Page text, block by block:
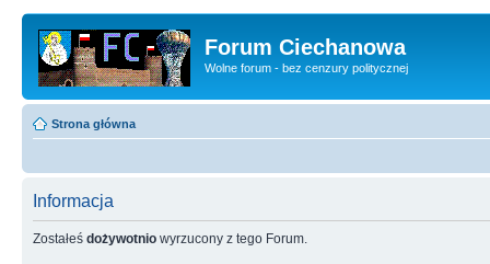
Forum Ciechanowa
Wolne forum - bez cenzury politycznej
Strona główna
Informacja
Zostałeś dożywotnio wyrzucony z tego Forum.